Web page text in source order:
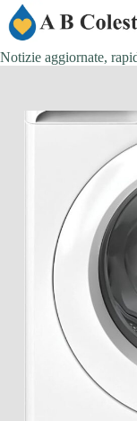
Salta
al
contenuto
Notizie aggiornate,